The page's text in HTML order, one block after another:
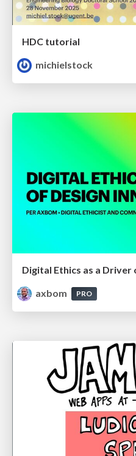
HDC tutorial
michielstock
Digital Ethics as a
axbom
PRO